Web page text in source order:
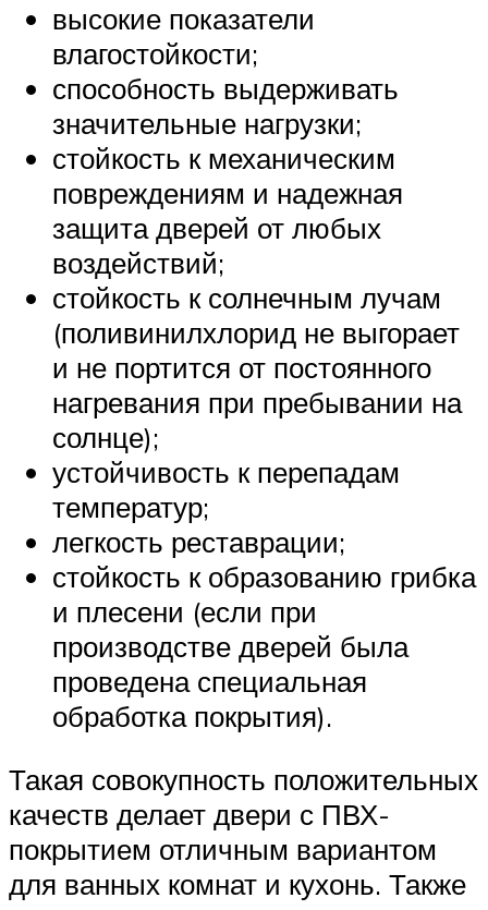
высокие показатели
влагостойкости;
способность выдерживать
значительные нагрузки;
стойкость к механическим
повреждениям и надежная
защита дверей от любых
воздействий;
стойкость к солнечным лучам
(поливинилхлорид не выгорает
и не портится от постоянного
нагревания при пребывании на
солнце);
устойчивость к перепадам
температур;
легкость реставрации;
стойкость к образованию грибка
и плесени (если при
производстве дверей была
проведена специальная
обработка покрытия).
Такая совокупность положительных
качеств делает двери с ПВХ-
покрытием отличным вариантом
для ванных комнат и кухонь. Также